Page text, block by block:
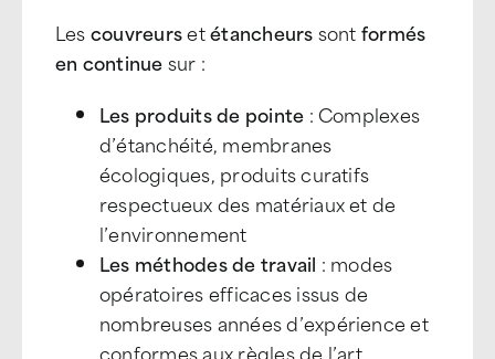
Lescouvreursetétancheurssontformés
en continuesur :
Les produits de pointe : Complexes
d’étanchéité, membranes
écologiques, produits curatifs
respectueux des matériaux et de
l’environnement
Les méthodes de travail : modes
opératoires efficaces issus de
nombreuses années d’expérience et
conformes aux règles de l’art